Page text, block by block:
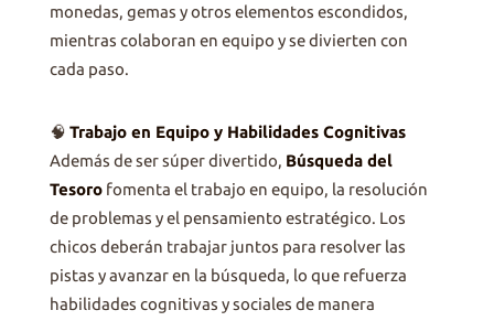
monedas, gemas y otros elementos escondidos,
mientras colaboran en equipo y se divierten con
cada paso.
🧠 Trabajo en Equipo y Habilidades Cognitivas
Además de ser súper divertido, Búsqueda del
Tesorofomenta el trabajo en equipo, la resolución
de problemas y el pensamiento estratégico. Los
chicos deberán trabajar juntos para resolver las
pistas y avanzar en la búsqueda, lo que refuerza
habilidades cognitivas y sociales de manera